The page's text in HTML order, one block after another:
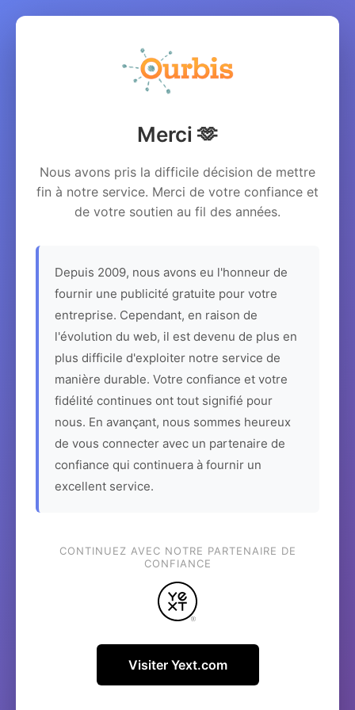
Merci 🫶
Nous avons pris la difficile décision de mettre
fin à notre service. Merci de votre confiance et
de votre soutien au fil des années.
Depuis 2009, nous avons eu l'honneur de
fournir une publicité gratuite pour votre
entreprise. Cependant, en raison de
l'évolution du web, il est devenu de plus en
plus difficile d'exploiter notre service de
manière durable. Votre confiance et votre
fidélité continues ont tout signifié pour
nous. En avançant, nous sommes heureux
de vous connecter avec un partenaire de
confiance qui continuera à fournir un
excellent service.
CONTINUEZ AVEC NOTRE PARTENAIRE DE
CONFIANCE
Visiter Yext.com